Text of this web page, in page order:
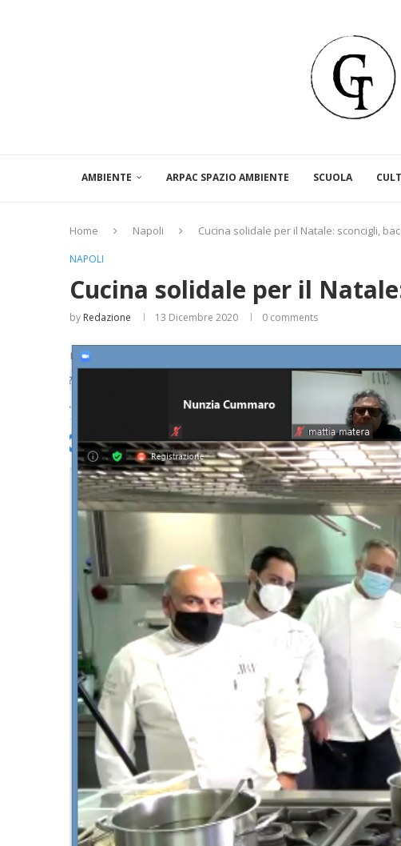
AMBIENTE ARPAC SPAZIO AMBIENTE SCUOLA
Home Napoli Cucina solidale per il Natale: sconcigli,
NAPOLI
Cucina solidale per il
by Redazione 13 Dicembre 2020 0 comments